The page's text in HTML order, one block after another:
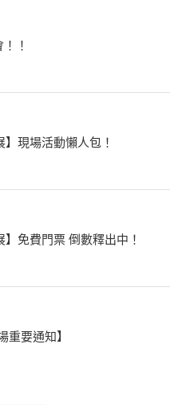
！
】現場活動懶人包！
】免費門票 倒數釋出中！
重要通知】